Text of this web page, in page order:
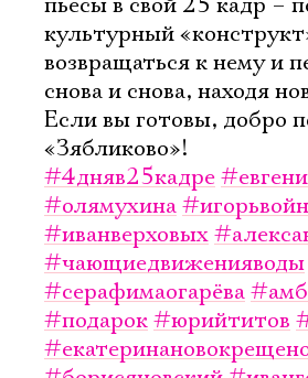
культурный
возвращаться к нему и
снова и снова, находя
Если вы готовы, добро
«Зябликово»!
#4дняв25кадре
#олямухина
#иванверховых
#чающиедвиженияводы
#серафимаогарёва
#подарок#юрийтитов